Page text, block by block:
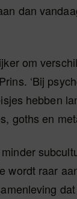
dan
om
‘Bij
hebben
goths en
wordt raar